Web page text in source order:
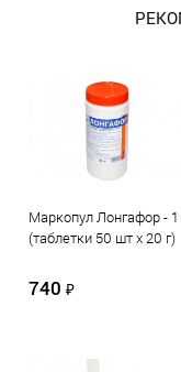
Маркопул Лонгафор - 1
(таблетки 50 шт х 20 г)
740 ₽